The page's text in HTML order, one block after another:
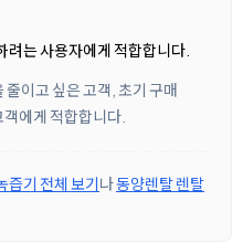
려는 사용자에게 적합합니다.
이고 싶은 고객, 초기 구매
에게 적합합니다.
즙기 전체 보기나동양렌탈 렌탈